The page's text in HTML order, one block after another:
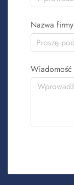
Nazwa firmy
Wiadomość